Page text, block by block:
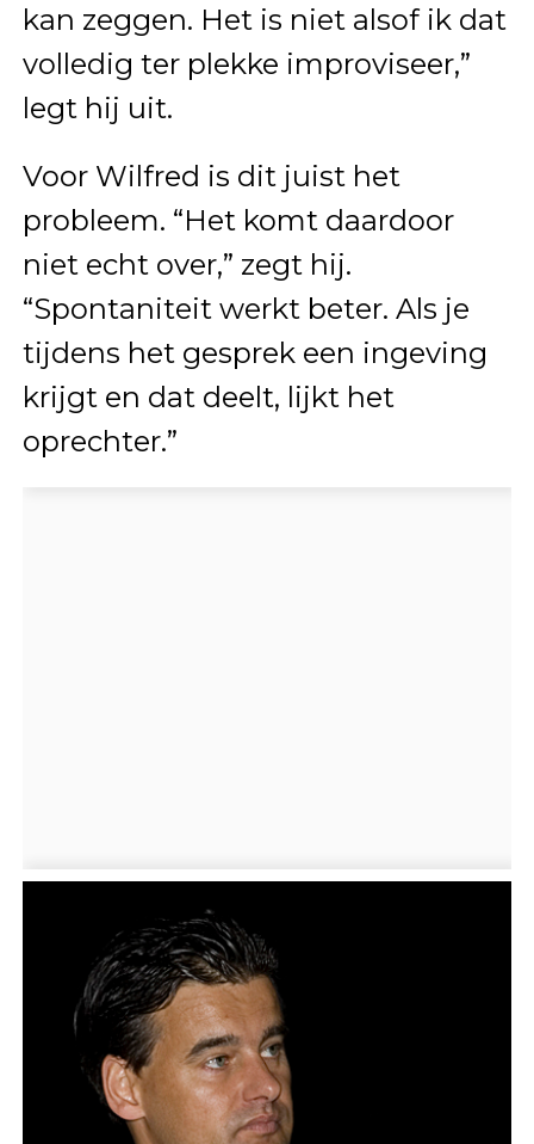
kan zeggen. Het is niet alsof ik dat
volledig ter plekke improviseer,”
legt hij uit.
Voor Wilfred is dit juist het
probleem. “Het komt daardoor
niet echt over,” zegt hij.
“Spontaniteit werkt beter. Als je
tijdens het gesprek een ingeving
krijgt en dat deelt, lijkt het
oprechter.”